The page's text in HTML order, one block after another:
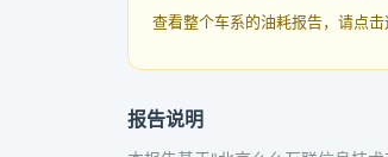
查看整个车系的油耗报告，请点击
报告说明